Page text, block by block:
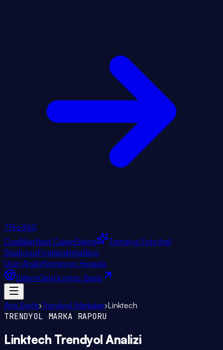
TPro360
ÖzelliklerNasıl ÇalışırEklenti
Trendyol Fotoğraf
StüdyosuFiyatlandırmaBlog
Ürün AnalizKomisyon Hesapla
EklentiGirişÜcretsiz Başla
Ana Sayfa›Trendyol Markaları›Linktech
TRENDYOL MARKA RAPORU
Linktech Trendyol Analizi